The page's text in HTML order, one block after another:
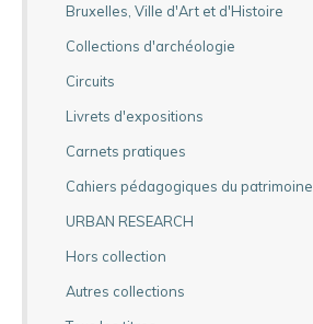
Bruxelles, Ville d'Art et d'Histoire
Collections d'archéologie
Circuits
Livrets d'expositions
Carnets pratiques
Cahiers pédagogiques du patrimoine
URBAN RESEARCH
Hors collection
Autres collections